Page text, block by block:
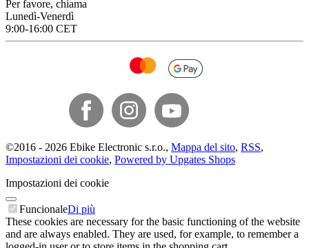
Per favore, chiama
Lunedì-Venerdì
9:00-16:00 CET
©2016 - 2026 Ebike Electronic s.r.o., Mappa del sito, RSS,
Impostazioni dei cookie, Powered by Upgates Shops
Impostazioni dei cookie
FuncionaleDi più
These cookies are necessary for the basic functioning of the website
and are always enabled. They are used, for example, to remember a